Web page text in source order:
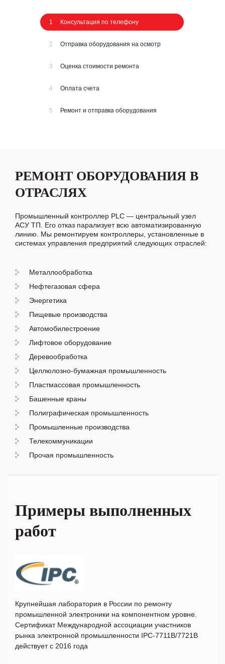
1 Консультация по телефону
2 Отправка оборудования на осмотр
3 Оценка стоимости ремонта
4 Оплата счета
5 Ремонт и отправка оборудования
РЕМОНТ ОБОРУДОВАНИЯ В
ОТРАСЛЯХ
Промышленный контроллер PLC — центральный узел
АСУ ТП. Его отказ парализует всю автоматизированную
линию. Мы ремонтируем контроллеры, установленные в
системах управления предприятий следующих отраслей:
Металлообработка
Нефтегазовая сфера
Энергетика
Пищевые производства
Автомобилестроение
Лифтовое оборудование
Деревообработка
Целлюлозно-бумажная промышленность
Пластмассовая промышленность
Башенные краны
Полиграфическая промышленность
Промышленные производства
Телекоммуникации
Прочая промышленность
Примеры выполненных
работ
Крупнейшая лаборатория в России по ремонту
промышленной электроники на компонентном уровне.
Сертификат Международной ассоциации участников
рынка электронной промышленности IPC-7711B/7721B
действует с 2016 года